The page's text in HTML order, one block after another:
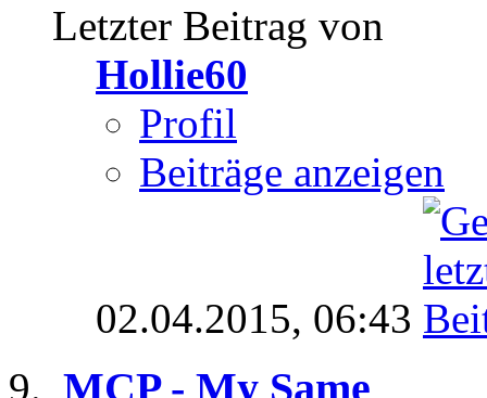
Letzter Beitrag von
Hollie60
Profil
Beiträge anzeigen
02.04.2015, 06:43
MCP - My Same